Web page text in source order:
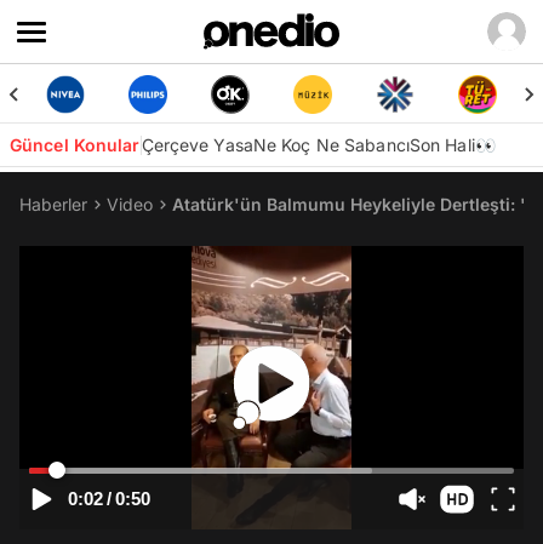
Güncel KonularÇerçeve YasaNe Koç Ne SabancıSon Hali👀
Haberler Video Atatürk'ün Balmumu Heykeliyle Dertleşti:
0:02/0:50